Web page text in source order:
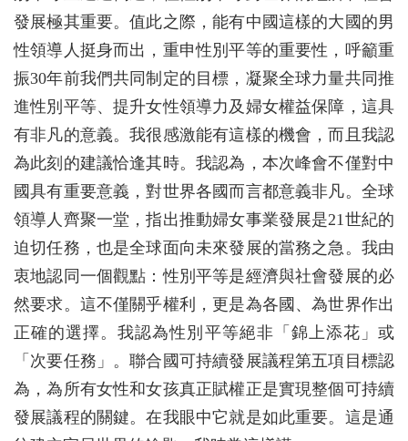
發展極其重要。值此之際，能有中國這樣的大國的男
性領導人挺身而出，重申性別平等的重要性，呼籲重
振30年前我們共同制定的目標，凝聚全球力量共同推
進性別平等、提升女性領導力及婦女權益保障，這具
有非凡的意義。我很感激能有這樣的機會，而且我認
為此刻的建議恰逢其時。我認為，本次峰會不僅對中
國具有重要意義，對世界各國而言都意義非凡。全球
領導人齊聚一堂，指出推動婦女事業發展是21世紀的
迫切任務，也是全球面向未來發展的當務之急。我由
衷地認同一個觀點：性別平等是經濟與社會發展的必
然要求。這不僅關乎權利，更是為各國、為世界作出
正確的選擇。我認為性別平等絕非「錦上添花」或
「次要任務」。聯合國可持續發展議程第五項目標認
為，為所有女性和女孩真正賦權正是實現整個可持續
發展議程的關鍵。在我眼中它就是如此重要。這是通